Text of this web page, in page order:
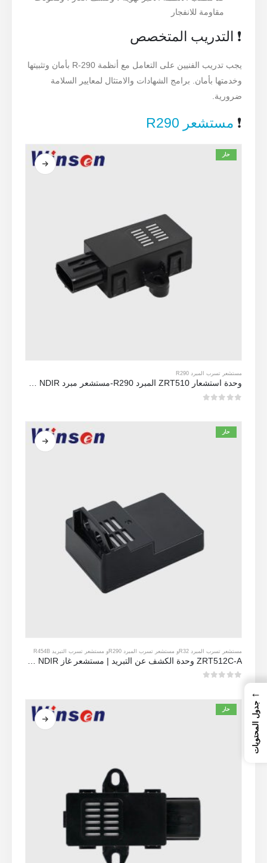
مقاومة للانفجار
❗ التدريب المتخصص
يجب تدريب الفنيين على التعامل مع أنظمة R-290 بأمان وتثبيتها
وخدمتها بأمان. برامج الشهادات والامتثال لمعايير السلامة
ضرورية.
❗ مستشعر R290
حار
مستشعر تسرب المبرد R290
وحدة استشعار ZRT510 المبرد R290-مستشعر مبرد NDIR عالي الأداء
حار
مستشعر تسرب المبرد R32 و مستشعر تسرب المبرد R290 و مستشعر تسرب التبريد R454B
حار
←
جدول المحتويات